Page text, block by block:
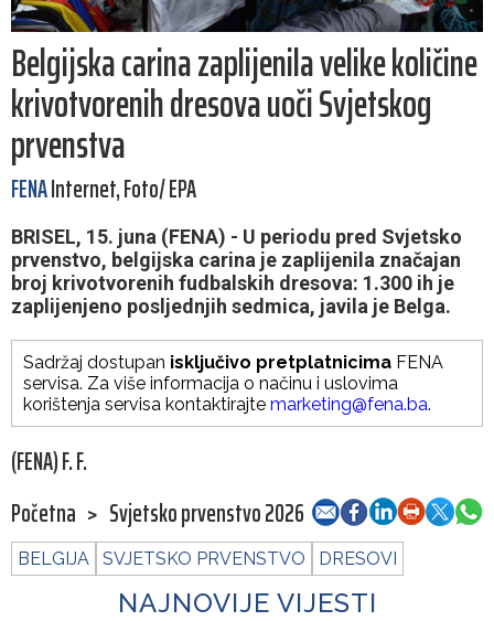
Belgijska carina zaplijenila velike količine
krivotvorenih dresova uoči Svjetskog
prvenstva
FENAInternet, Foto/ EPA
BRISEL, 15. juna (FENA) - U periodu pred Svjetsko
prvenstvo, belgijska carina je zaplijenila značajan
broj krivotvorenih fudbalskih dresova: 1.300 ih je
zaplijenjeno posljednjih sedmica, javila je Belga.
Sadržaj dostupan isključivo pretplatnicima FENA
servisa. Za više informacija o načinu i uslovima
korištenja servisa kontaktirajte marketing@fena.ba.
(FENA) F. F.
Početna > Svjetsko prvenstvo 2026
BELGIJA SVJETSKO PRVENSTVO DRESOVI
NAJNOVIJE VIJESTI